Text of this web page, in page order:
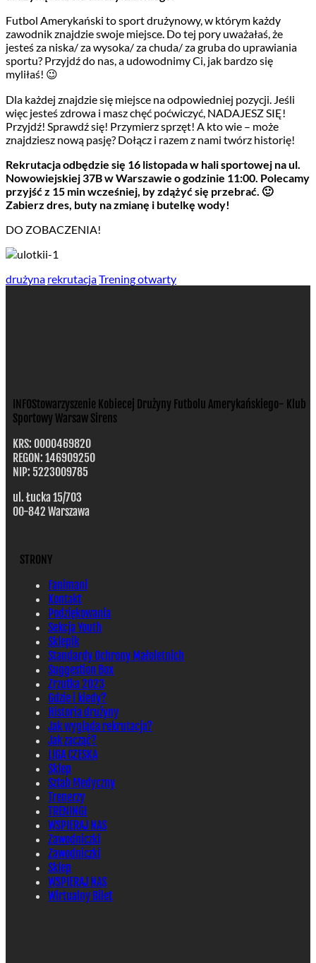
Futbol Amerykański to sport drużynowy, w którym każdy
zawodnik znajdzie swoje miejsce. Do tej pory uważałaś, że
jesteś za niska/ za wysoka/ za chuda/ za gruba do uprawiania
sportu? Przyjdź do nas, a udowodnimy Ci, jak bardzo się
myliłaś! 😉
Dla każdej znajdzie się miejsce na odpowiedniej pozycji. Jeśli
więc jesteś zdrowa i masz chęć poćwiczyć, NADAJESZ SIĘ!
Przyjdź! Sprawdź się! Przymierz sprzęt! A kto wie – może
znajdziesz nową pasję? Dołącz i razem z nami twórz historię!
Rekrutacja odbędzie się 16 listopada w hali sportowej na ul.
Nowowiejskiej 37B w Warszawie o godzinie 11:00. Polecamy
przyjść z 15 min wcześniej, by zdążyć się przebrać. 🙂
Zabierz dres, buty na zmianę i butelkę wody!
DO ZOBACZENIA!
drużyna rekrutacjaTrening otwarty
INFOStowarzyszenie Kobiecej Drużyny Futbolu Amerykańskiego- Klub
Sportowy Warsaw Sirens
KRS: 0000469820
REGON: 146909250
NIP: 5223009785
ul. Łucka 15/703
00-842 Warszawa
STRONY
Fanimani
Kontakt
Podziękowania
Sekcja Youth
Sklepik
Standardy Ochrony Małoletnich
Suggestion Box
Zrzutka 2023
Gdzie i kiedy?
Historia drużyny
Jak wygląda rekrutacja?
Jak zacząć?
LIGA CZESKA
Sklep
Sztab Medyczny
Trenerzy
TRENINGI
WSPIERAJ NAS
Zawodniczki
Zawodniczki
Sklep
WSPIERAJ NAS
Wirtualny Bilet